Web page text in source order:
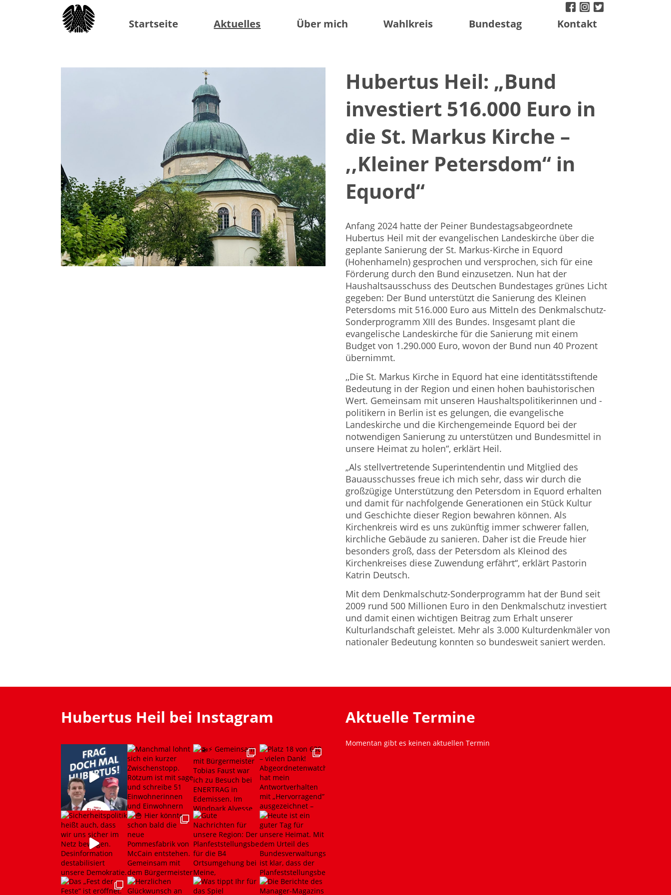
facebook
instagram
twitter
Startseite Aktuelles Über mich Wahlkreis Bundestag Kontakt
Hubertus Heil: „Bund
investiert 516.000 Euro in
die St. Markus Kirche –
,,Kleiner Petersdom“ in
Equord“
Anfang 2024 hatte der Peiner Bundestagsabgeordnete
Hubertus Heil mit der evangelischen Landeskirche über die
geplante Sanierung der St. Markus-Kirche in Equord
(Hohenhameln) gesprochen und versprochen, sich für eine
Förderung durch den Bund einzusetzen. Nun hat der
Haushaltsausschuss des Deutschen Bundestages grünes Licht
gegeben: Der Bund unterstützt die Sanierung des Kleinen
Petersdoms mit 516.000 Euro aus Mitteln des Denkmalschutz-
Sonderprogramm XIII des Bundes. Insgesamt plant die
evangelische Landeskirche für die Sanierung mit einem
Budget von 1.290.000 Euro, wovon der Bund nun 40 Prozent
übernimmt.
,,Die St. Markus Kirche in Equord hat eine identitätsstiftende
Bedeutung in der Region und einen hohen bauhistorischen
Wert. Gemeinsam mit unseren Haushaltspolitikerinnen und -
politikern in Berlin ist es gelungen, die evangelische
Landeskirche und die Kirchengemeinde Equord bei der
notwendigen Sanierung zu unterstützen und Bundesmittel in
unsere Heimat zu holen“, erklärt Heil.
„Als stellvertretende Superintendentin und Mitglied des
Bauausschusses freue ich mich sehr, dass wir durch die
großzügige Unterstützung den Petersdom in Equord erhalten
und damit für nachfolgende Generationen ein Stück Kultur
und Geschichte dieser Region bewahren können. Als
Kirchenkreis wird es uns zukünftig immer schwerer fallen,
kirchliche Gebäude zu sanieren. Daher ist die Freude hier
besonders groß, dass der Petersdom als Kleinod des
Kirchenkreises diese Zuwendung erfährt“, erklärt Pastorin
Katrin Deutsch.
Mit dem Denkmalschutz-Sonderprogramm hat der Bund seit
2009 rund 500 Millionen Euro in den Denkmalschutz investiert
und damit einen wichtigen Beitrag zum Erhalt unserer
Kulturlandschaft geleistet. Mehr als 3.000 Kulturdenkmäler von
nationaler Bedeutung konnten so bundesweit saniert werden.
Hubertus Heil bei Instagram Aktuelle Termine
Momentan gibt es keinen aktuellen Termin